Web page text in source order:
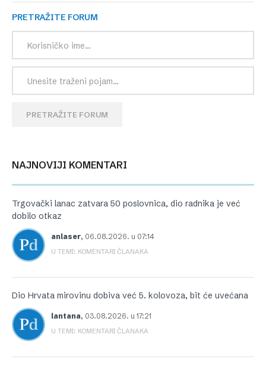
PRETRAŽITE FORUM
PRETRAŽITE FORUM
NAJNOVIJI KOMENTARI
Trgovački lanac zatvara 50 poslovnica, dio radnika je već
dobilo otkaz
anlaser, 06.08.2026. u 07:14
U TEMI: KOMENTARI ČLANAKA
Dio Hrvata mirovinu dobiva već 5. kolovoza, bit će uvećana
lantana, 03.08.2026. u 17:21
U TEMI: KOMENTARI ČLANAKA